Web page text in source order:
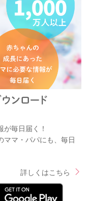
毎日届く！
ママ・パパにも、毎日
詳しくはこちら